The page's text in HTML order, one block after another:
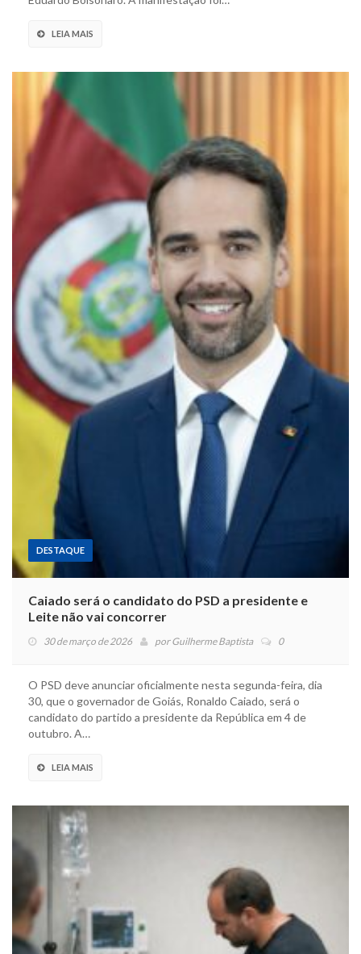
LEIA MAIS
DESTAQUE
Caiado será o candidato do PSD a presidente e
Leite não vai concorrer
30 de março de 2026 porGuilherme Baptista 0
O PSD deve anunciar oficialmente nesta segunda-feira, dia
30, que o governador de Goiás, Ronaldo Caiado, será o
candidato do partido a presidente da República em 4 de
outubro. A…
LEIA MAIS